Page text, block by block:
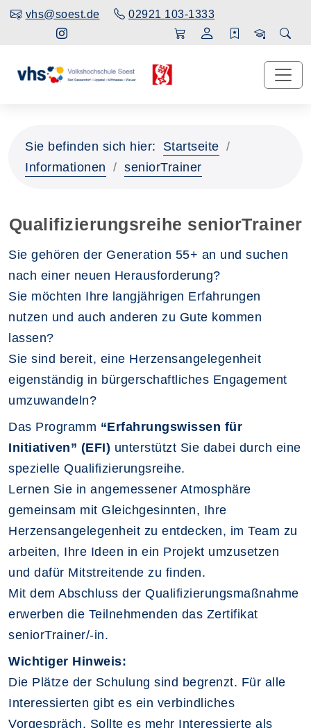
vhs@soest.de 02921 103-1333
Sie befinden sich hier:
Startseite
Informationen
seniorTrainer
Qualifizierungsreihe seniorTrainer
Sie gehören der Generation 55+ an und suchen
nach einer neuen Herausforderung?
Sie möchten Ihre langjährigen Erfahrungen
nutzen und auch anderen zu Gute kommen
lassen?
Sie sind bereit, eine Herzensangelegenheit
eigenständig in bürgerschaftliches Engagement
umzuwandeln?
Das Programm “Erfahrungswissen für
Initiativen” (EFI) unterstützt Sie dabei durch eine
spezielle Qualifizierungsreihe.
Lernen Sie in angemessener Atmosphäre
gemeinsam mit Gleichgesinnten, Ihre
Herzensangelegenheit zu entdecken, im Team zu
arbeiten, Ihre Ideen in ein Projekt umzusetzen
und dafür Mitstreitende zu finden.
Mit dem Abschluss der Qualifizierungsmaßnahme
erwerben die Teilnehmenden das Zertifikat
seniorTrainer/-in.
Wichtiger Hinweis:
Die Plätze der Schulung sind begrenzt. Für alle
Interessierten gibt es ein verbindliches
Vorgespräch. Sollte es mehr Interessierte als